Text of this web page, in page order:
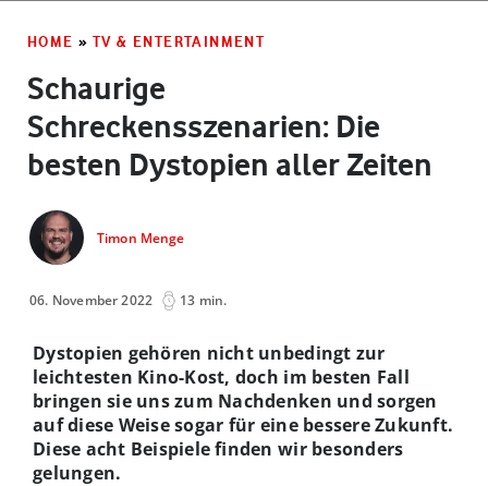
HOME » TV & ENTERTAINMENT
Schaurige
Schreckensszenarien: Die
besten Dystopien aller Zeiten
Timon Menge
06. November 2022 13 min.
Dystopien gehören nicht unbedingt zur
leichtesten Kino-Kost, doch im besten Fall
bringen sie uns zum Nachdenken und sorgen
auf diese Weise sogar für eine bessere Zukunft.
Diese acht Beispiele finden wir besonders
gelungen.